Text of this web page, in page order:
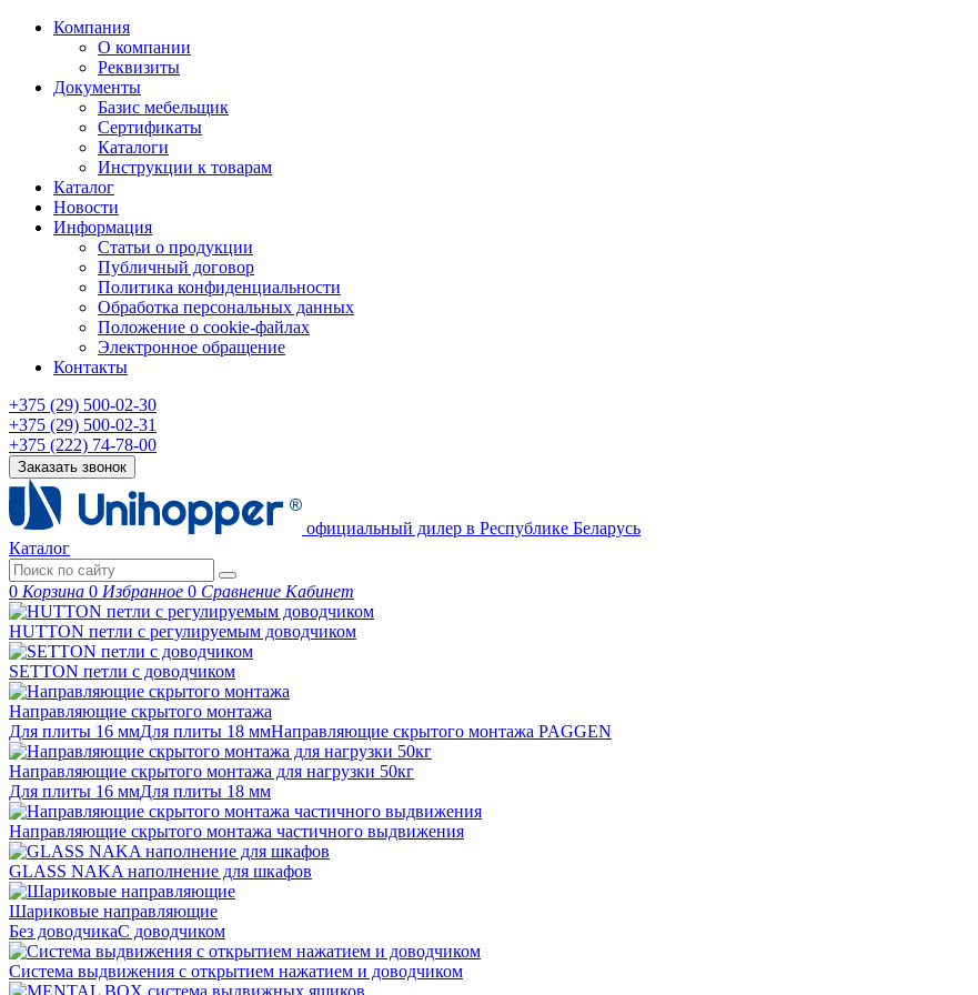
Компания
О компании
Реквизиты
Документы
Базис мебельщик
Сертификаты
Каталоги
Инструкции к товарам
Каталог
Новости
Информация
Статьи о продукции
Публичный договор
Политика конфиденциальности
Обработка персональных данных
Положение о cookie-файлах
Электронное обращение
Контакты
+375 (29) 500-02-30
+375 (29) 500-02-31
+375 (222) 74-78-00
Заказать звонок
официальный дилер в Республике Беларусь
Каталог
0 Корзина 0 Избранное 0 Сравнение Кабинет
HUTTON петли с регулируемым доводчиком
SETTON петли с доводчиком
Направляющие скрытого монтажа
Для плиты 16 ммДля плиты 18 ммНаправляющие скрытого монтажа PAGGEN
Направляющие скрытого монтажа для нагрузки 50кг
Для плиты 16 ммДля плиты 18 мм
Направляющие скрытого монтажа частичного выдвижения
GLASS NAKA наполнение для шкафов
Шариковые направляющие
Без доводчикаС доводчиком
Система выдвижения с открытием нажатием и доводчиком